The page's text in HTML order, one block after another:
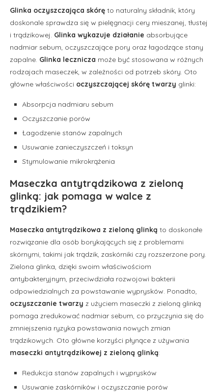
Glinka oczyszczająca skórę to naturalny składnik, który
doskonale sprawdza się w pielęgnacji cery mieszanej, tłustej
i trądzikowej. Glinka wykazuje działanie absorbujące
nadmiar sebum, oczyszczające pory oraz łagodzące stany
zapalne. Glinka lecznicza może być stosowana w różnych
rodzajach maseczek, w zależności od potrzeb skóry. Oto
główne właściwości oczyszczającej skórę twarzy glinki:
Absorpcja nadmiaru sebum
Oczyszczanie porów
Łagodzenie stanów zapalnych
Usuwanie zanieczyszczeń i toksyn
Stymulowanie mikrokrążenia
Maseczka antytrądzikowa z zieloną
glinką: jak pomaga w walce z
trądzikiem?
Maseczka antytrądzikowa z zieloną glinką to doskonałe
rozwiązanie dla osób borykających się z problemami
skórnymi, takimi jak trądzik, zaskórniki czy rozszerzone pory.
Zielona glinka, dzięki swoim właściwościom
antybakteryjnym, przeciwdziała rozwojowi bakterii
odpowiedzialnych za powstawanie wyprysków. Ponadto,
oczyszczanie twarzy z użyciem maseczki z zieloną glinką
pomaga zredukować nadmiar sebum, co przyczynia się do
zmniejszenia ryzyka powstawania nowych zmian
trądzikowych. Oto główne korzyści płynące z używania
maseczki antytrądzikowej z zieloną glinką:
Redukcja stanów zapalnych i wyprysków
Usuwanie zaskórników i oczyszczanie porów